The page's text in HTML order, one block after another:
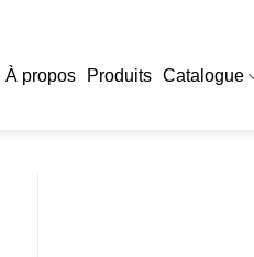
À propos Produits Catalogue